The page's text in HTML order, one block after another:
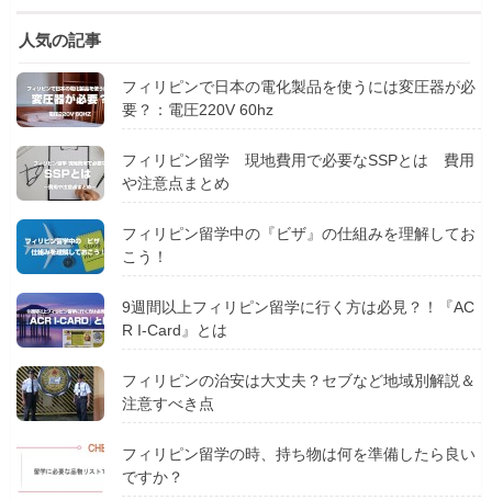
人気の記事
フィリピンで日本の電化製品を使うには変圧器が必
要？：電圧220V 60hz
フィリピン留学 現地費用で必要なSSPとは 費用
や注意点まとめ
フィリピン留学中の『ビザ』の仕組みを理解してお
こう！
9週間以上フィリピン留学に行く方は必見？！『AC
R I-Card』とは
フィリピンの治安は大丈夫？セブなど地域別解説＆
注意すべき点
フィリピン留学の時、持ち物は何を準備したら良い
ですか？